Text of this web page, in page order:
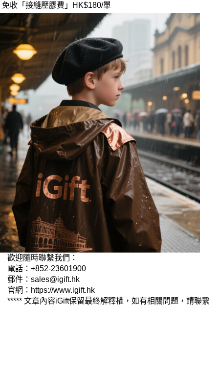
免收「接縫壓膠費」HK$180/單
歡迎隨時聯繫我們：
電話：+852-23601900
郵件：sales@igift.hk
官網： https://www.igift.hk
***** 文章內容iGift保留最終解釋權，如有相關問題，請聯繫